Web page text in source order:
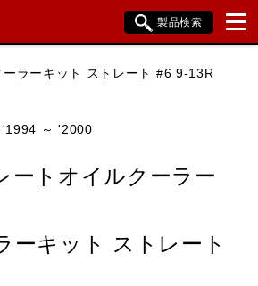
製品検索
KTM TRIUMPH
ーラーキット ストレート #6 9-13R
'1994 ～ '2000
ートオイルクーラー
ーキット ストレート